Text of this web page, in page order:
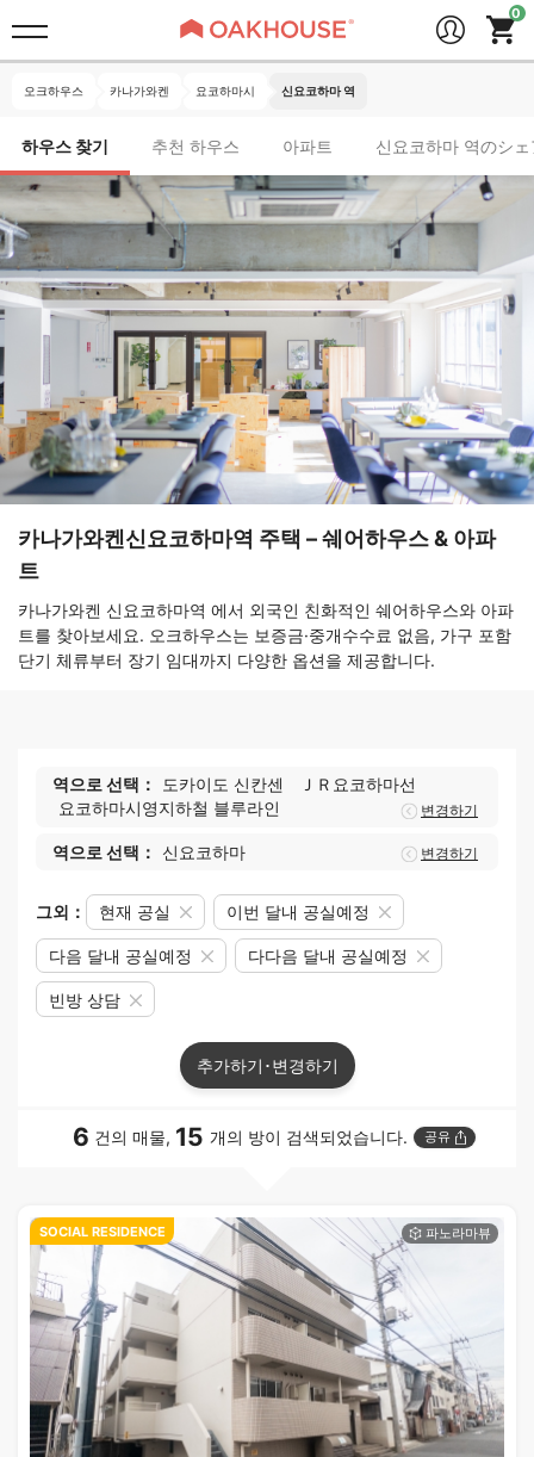
오크하우스 카나가와켄 요코하마시 신요코하마 역
하우스 찾기 추천 하우스 아파트 신요코하마 역のシ
카나가와켄신요코하마역 주택 – 쉐어하우스 & 아파
트
카나가와켄 신요코하마역 에서 외국인 친화적인 쉐어하우스와 아파
트를 찾아보세요. 오크하우스는 보증금·중개수수료 없음, 가구 포함
단기 체류부터 장기 임대까지 다양한 옵션을 제공합니다.
역으로 선택： 도카이도 신칸센
ＪＲ요코하마선
요코하마시영지하철 블루라인
변경하기
역으로 선택： 신요코하마 변경하기
그외： 현재 공실 이번 달내 공실예정
다음 달내 공실예정 다다음 달내 공실예정
빈방 상담
추가하기･변경하기
6 건의 매물, 15 개의 방이 검색되었습니다. 공유
SOCIAL RESIDENCE